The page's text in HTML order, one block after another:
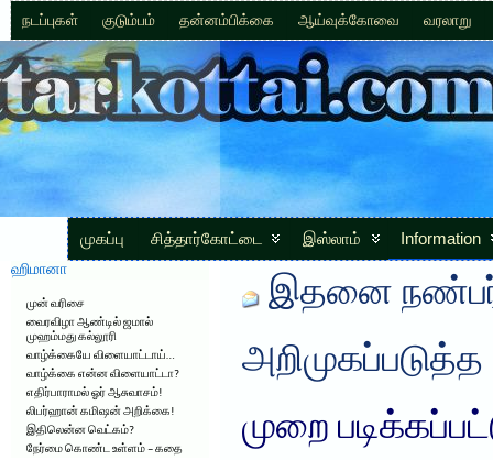
நடப்புகள் குடும்பம் தன்னம்பிக்கை ஆய்வுக்கோவை வரலாறு
முகப்பு சித்தார்கோட்டை இஸ்லாம் Information
ஹிமானா
முன் வரிசை
வைரவிழா ஆண்டில் ஜமால்
முஹம்மது கல்லூரி
வாழ்க்கையே விளையாட்டாய்…
வாழ்க்கை என்ன விளையாட்டா?
எதிர்பாராமல் ஓர் ஆசுவாசம்!
லிபர்ஹான் கமிஷன் அறிக்கை!
இதிலென்ன வெட்கம்?
நேர்மை கொண்ட உள்ளம் – கதை
இதனை
அறிமுகப்படுத்த
முறை